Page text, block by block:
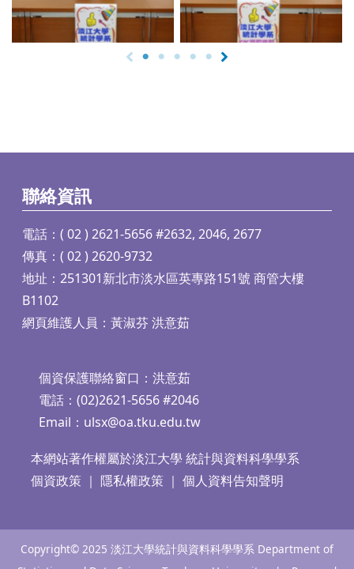
聯絡資訊
電話：( 02 ) 2621-5656 #2632, 2046, 2677
傳真：( 02 ) 2620-9732
地址：251301新北市淡水區英專路151號 商管大樓
B1102
網頁維護人員：黃淑芬 洪意茹
個資保護聯絡窗口：洪意茹
電話：(02)2621-5656 #2046
Email： ulsx@oa.tku.edu.tw
本網站著作權屬於淡江大學 統計與資料科學學系
個資政策｜ 隱私權政策｜ 個人資料告知聲明
Copyright© 2025 淡江大學統計與資料科學學系 Department of